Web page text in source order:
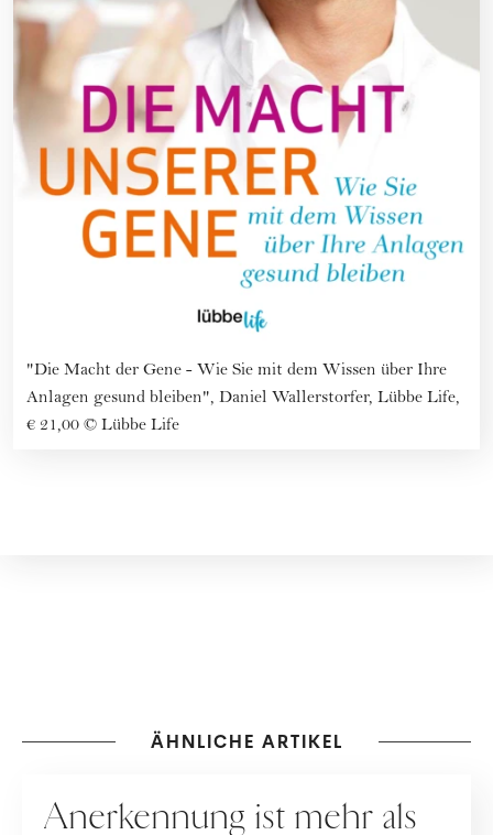
"Die Macht der Gene - Wie Sie mit dem Wissen über Ihre
Anlagen gesund bleiben", Daniel Wallerstorfer, Lübbe Life,
€ 21,00 © Lübbe Life
ÄHNLICHE ARTIKEL
Anerkennung ist mehr als